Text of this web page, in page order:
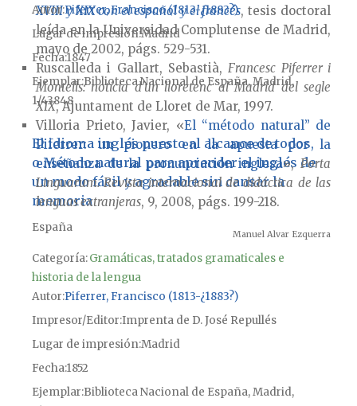
XVIII y XIX con el español y el francés, tesis doctoral
leída en la Universidad Complutense de Madrid,
mayo de 2002, págs. 529-531.
Ruscalleda i Gallart, Sebastià,Francesc Piferrer i
Montells: notícia d'un lloretenc al Madrid del segle
XIX, Ajuntament de Lloret de Mar, 1997.
Villoria Prieto, Javier, «El “método natural” de
Piferrer: un pionero en la apuesta por la
enseñanza de la pronunciación inglesa»,Porta
Linguarum. Revista internacional de didáctica de las
lenguas extranjeras, 9, 2008, págs. 199-218.
Manuel Alvar Ezquerra
AutorPiferrer, Francisco (1813-¿1883?)
Lugar de impresiónMadrid
Fecha1847
EjemplarBiblioteca Nacional de España, Madrid,
1/43848
El idioma inglés puesto al alcance de todos,
o Método natural para aprender el inglés de
un modo fácil y agradable sin cansar la
memoria
España
Categoría:Gramáticas, tratados gramaticales e
historia de la lengua
Autor Piferrer, Francisco (1813-¿1883?)
Impresor/Editor Imprenta de D. José Repullés
Lugar de impresiónMadrid
Fecha1852
Ejemplar Biblioteca Nacional de España, Madrid,